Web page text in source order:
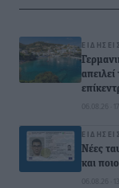
ΕΙΔΉΣΕΙΣ
06.08.26 ·
ΕΙΔΉΣΕΙΣ
Νέες
και
06.08.26 ·